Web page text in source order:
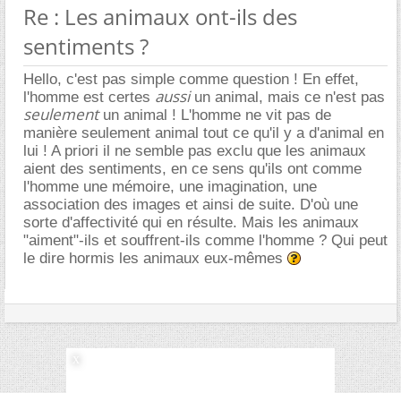
Re : Les animaux ont-ils des
sentiments ?
Hello, c'est pas simple comme question ! En effet,
l'homme est certes aussiun animal, mais ce n'est pas
seulementun animal ! L'homme ne vit pas de
manière seulement animal tout ce qu'il y a d'animal en
lui ! A priori il ne semble pas exclu que les animaux
aient des sentiments, en ce sens qu'ils ont comme
l'homme une mémoire, une imagination, une
association des images et ainsi de suite. D'où une
sorte d'affectivité qui en résulte. Mais les animaux
"aiment"-ils et souffrent-ils comme l'homme ? Qui peut
le dire hormis les animaux eux-mêmes